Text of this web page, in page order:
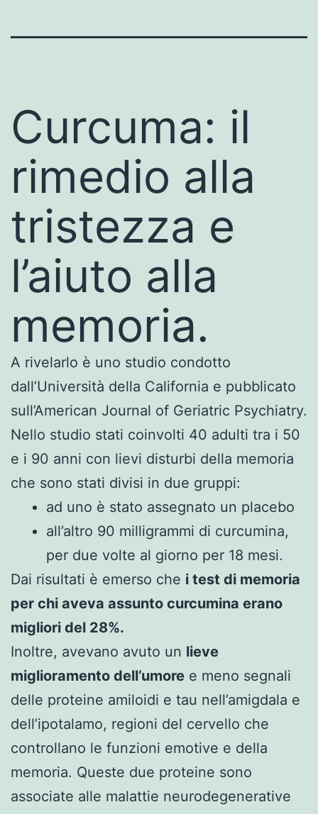
Curcuma: il
rimedio alla
tristezza e
l’aiuto alla
memoria.
A rivelarlo è uno studio condotto
dall’Università della California e pubblicato
sull’American Journal of Geriatric Psychiatry.
Nello studio stati coinvolti 40 adulti tra i 50
e i 90 anni con lievi disturbi della memoria
che sono stati divisi in due gruppi:
ad uno è stato assegnato un placebo
all’altro 90 milligrammi di curcumina,
per due volte al giorno per 18 mesi.
Dai risultati è emerso che i test di memoria
per chi aveva assunto curcumina erano
migliori del 28%.
Inoltre, avevano avuto un lieve
miglioramento dell’umore e meno segnali
delle proteine amiloidi e tau nell’amigdala e
dell’ipotalamo, regioni del cervello che
controllano le funzioni emotive e della
memoria. Queste due proteine sono
associate alle malattie neurodegenerative